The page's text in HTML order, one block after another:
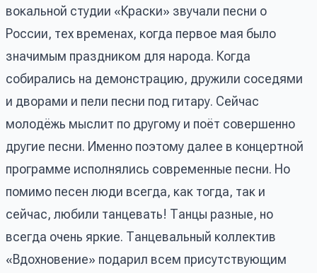
вокальной студии «Краски» звучали песни о
России, тех временах, когда первое мая было
значимым праздником для народа. Когда
собирались на демонстрацию, дружили соседями
и дворами и пели песни под гитару. Сейчас
молодёжь мыслит по другому и поёт совершенно
другие песни. Именно поэтому далее в концертной
программе исполнялись современные песни. Но
помимо песен люди всегда, как тогда, так и
сейчас, любили танцевать! Танцы разные, но
всегда очень яркие. Танцевальный коллектив
«Вдохновение» подарил всем присутствующим